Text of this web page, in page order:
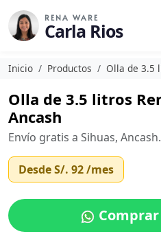
RENA WARE
Carla Rios
Inicio Productos Olla de 3.5
Olla de 3.5 litros
Ancash
Envío gratis a Sihuas,
DesdeS/. 92/mes